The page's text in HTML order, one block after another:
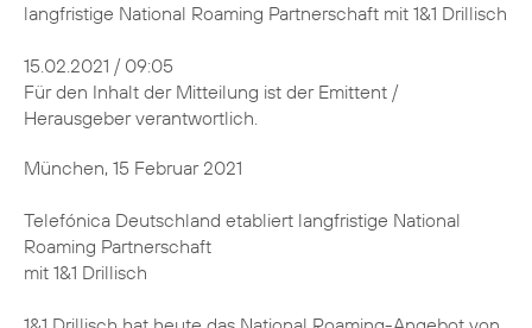
langfristige National Roaming Partnerschaft mit 1&1 Drillisch
15.02.2021 / 09:05
Für den Inhalt der Mitteilung ist der Emittent /
Herausgeber verantwortlich.
München, 15 Februar 2021
Telefónica Deutschland etabliert langfristige National
Roaming Partnerschaft
mit 1&1 Drillisch